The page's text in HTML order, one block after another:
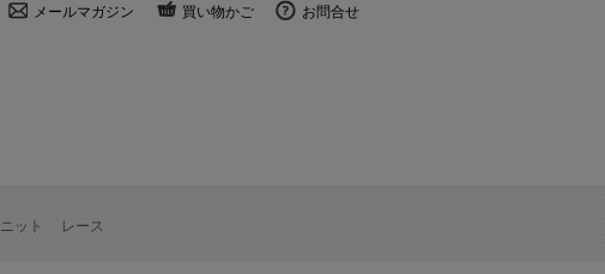
メールマガジン 買い物かご お問合せ
ニット レース